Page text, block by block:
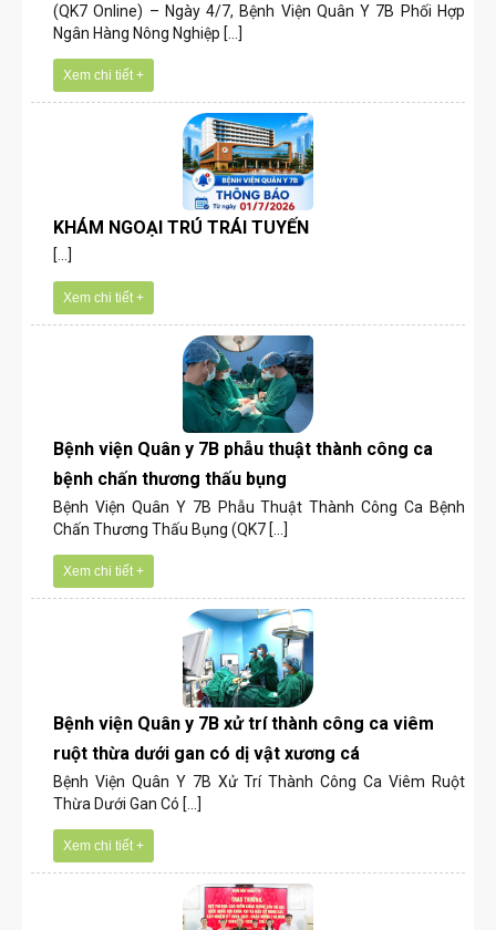
(QK7 Online) – Ngày 4/7, Bệnh Viện Quân Y 7B Phối Hợp
Ngân Hàng Nông Nghiệp [...]
Xem chi tiết +
KHÁM NGOẠI TRÚ TRÁI TUYẾN
[...]
Xem chi tiết +
Bệnh viện Quân y 7B phẫu thuật thành công ca
bệnh chấn thương thấu bụng
Bệnh Viện Quân Y 7B Phẫu Thuật Thành Công Ca Bệnh
Chấn Thương Thấu Bụng (QK7 [...]
Xem chi tiết +
Bệnh viện Quân y 7B xử trí thành công ca viêm
ruột thừa dưới gan có dị vật xương cá
Bệnh Viện Quân Y 7B Xử Trí Thành Công Ca Viêm Ruột
Thừa Dưới Gan Có [...]
Xem chi tiết +